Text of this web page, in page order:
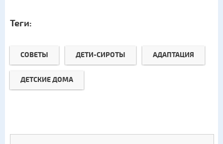
Теги:
СОВЕТЫ ДЕТИ-СИРОТЫ АДАПТАЦИЯ
ДЕТСКИЕ ДОМА